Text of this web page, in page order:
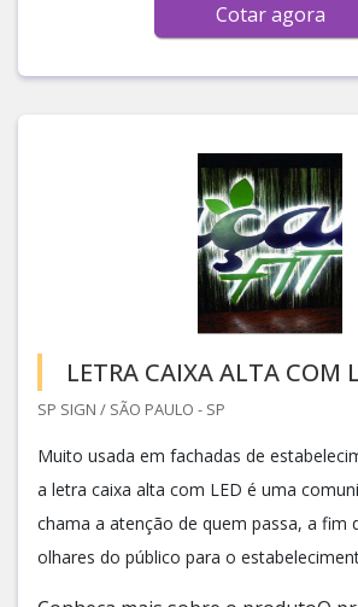
Cotar agora
LETRA CAIXA ALTA COM
SP SIGN / SÃO PAULO - SP
Muito usada em fachadas de
a letra caixa alta com LED é uma
chama a atenção de quem passa, a fim
olhares do público para o